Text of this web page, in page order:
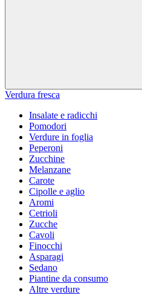
Verdura fresca
Insalate e radicchi
Pomodori
Verdure in foglia
Peperoni
Zucchine
Melanzane
Carote
Cipolle e aglio
Aromi
Cetrioli
Zucche
Cavoli
Finocchi
Asparagi
Sedano
Piantine da consumo
Altre verdure